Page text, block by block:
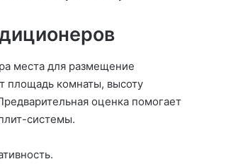
места для размещение
площадь комнаты, высоту
оценка помогает
системы.